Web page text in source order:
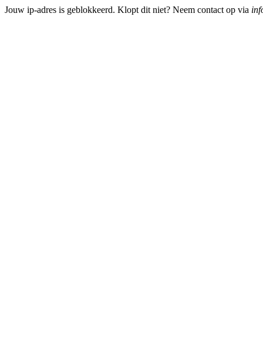
Jouw ip-adres is geblokkeerd. Klopt dit niet? Neem contact op via